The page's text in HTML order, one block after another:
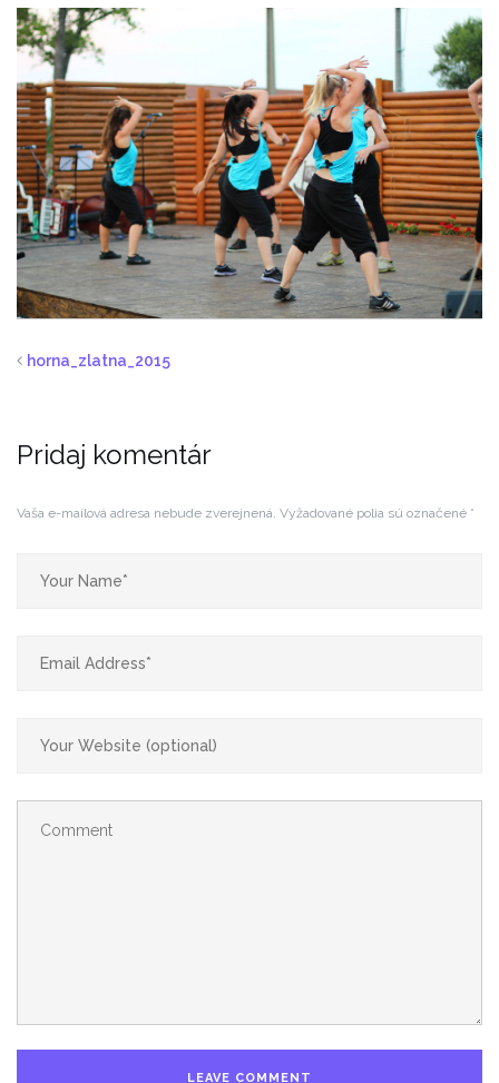
horna_zlatna_2015
Pridaj komentár
Vaša e-mailová adresa nebude zverejnená. Vyžadované polia sú označené *